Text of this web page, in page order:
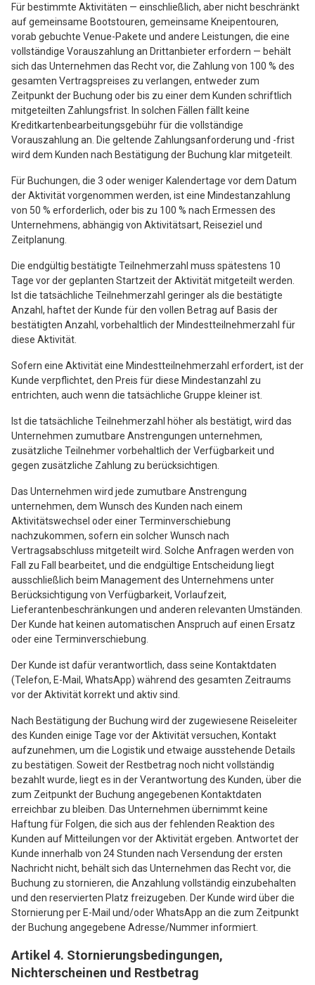
Für bestimmte Aktivitäten — einschließlich, aber nicht beschränkt
auf gemeinsame Bootstouren, gemeinsame Kneipentouren,
vorab gebuchte Venue-Pakete und andere Leistungen, die eine
vollständige Vorauszahlung an Drittanbieter erfordern — behält
sich das Unternehmen das Recht vor, die Zahlung von 100 % des
gesamten Vertragspreises zu verlangen, entweder zum
Zeitpunkt der Buchung oder bis zu einer dem Kunden schriftlich
mitgeteilten Zahlungsfrist. In solchen Fällen fällt keine
Kreditkartenbearbeitungsgebühr für die vollständige
Vorauszahlung an. Die geltende Zahlungsanforderung und -frist
wird dem Kunden nach Bestätigung der Buchung klar mitgeteilt.
Für Buchungen, die 3 oder weniger Kalendertage vor dem Datum
der Aktivität vorgenommen werden, ist eine Mindestanzahlung
von 50 % erforderlich, oder bis zu 100 % nach Ermessen des
Unternehmens, abhängig von Aktivitätsart, Reiseziel und
Zeitplanung.
Die endgültig bestätigte Teilnehmerzahl muss spätestens 10
Tage vor der geplanten Startzeit der Aktivität mitgeteilt werden.
Ist die tatsächliche Teilnehmerzahl geringer als die bestätigte
Anzahl, haftet der Kunde für den vollen Betrag auf Basis der
bestätigten Anzahl, vorbehaltlich der Mindestteilnehmerzahl für
diese Aktivität.
Sofern eine Aktivität eine Mindestteilnehmerzahl erfordert, ist der
Kunde verpflichtet, den Preis für diese Mindestanzahl zu
entrichten, auch wenn die tatsächliche Gruppe kleiner ist.
Ist die tatsächliche Teilnehmerzahl höher als bestätigt, wird das
Unternehmen zumutbare Anstrengungen unternehmen,
zusätzliche Teilnehmer vorbehaltlich der Verfügbarkeit und
gegen zusätzliche Zahlung zu berücksichtigen.
Das Unternehmen wird jede zumutbare Anstrengung
unternehmen, dem Wunsch des Kunden nach einem
Aktivitätswechsel oder einer Terminverschiebung
nachzukommen, sofern ein solcher Wunsch nach
Vertragsabschluss mitgeteilt wird. Solche Anfragen werden von
Fall zu Fall bearbeitet, und die endgültige Entscheidung liegt
ausschließlich beim Management des Unternehmens unter
Berücksichtigung von Verfügbarkeit, Vorlaufzeit,
Lieferantenbeschränkungen und anderen relevanten Umständen.
Der Kunde hat keinen automatischen Anspruch auf einen Ersatz
oder eine Terminverschiebung.
Der Kunde ist dafür verantwortlich, dass seine Kontaktdaten
(Telefon, E-Mail, WhatsApp) während des gesamten Zeitraums
vor der Aktivität korrekt und aktiv sind.
Nach Bestätigung der Buchung wird der zugewiesene Reiseleiter
des Kunden einige Tage vor der Aktivität versuchen, Kontakt
aufzunehmen, um die Logistik und etwaige ausstehende Details
zu bestätigen. Soweit der Restbetrag noch nicht vollständig
bezahlt wurde, liegt es in der Verantwortung des Kunden, über die
zum Zeitpunkt der Buchung angegebenen Kontaktdaten
erreichbar zu bleiben. Das Unternehmen übernimmt keine
Haftung für Folgen, die sich aus der fehlenden Reaktion des
Kunden auf Mitteilungen vor der Aktivität ergeben. Antwortet der
Kunde innerhalb von 24 Stunden nach Versendung der ersten
Nachricht nicht, behält sich das Unternehmen das Recht vor, die
Buchung zu stornieren, die Anzahlung vollständig einzubehalten
und den reservierten Platz freizugeben. Der Kunde wird über die
Stornierung per E-Mail und/oder WhatsApp an die zum Zeitpunkt
der Buchung angegebene Adresse/Nummer informiert.
Artikel 4. Stornierungsbedingungen,
Nichterscheinen und Restbetrag